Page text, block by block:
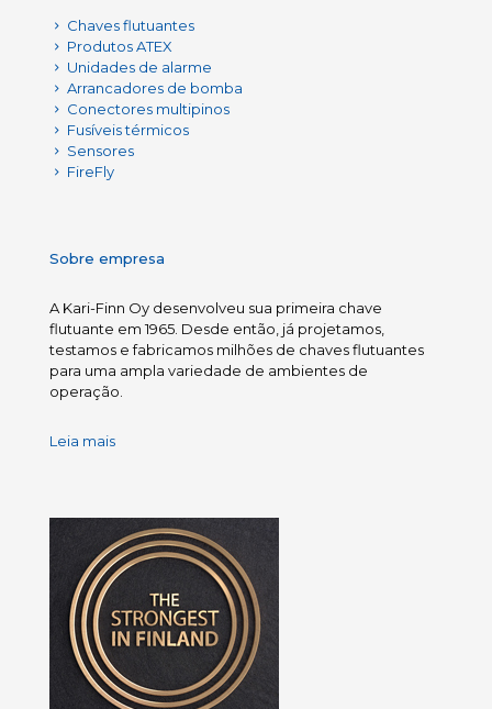
Chaves flutuantes
Produtos ATEX
Unidades de alarme
Arrancadores de bomba
Conectores multipinos
Fusíveis térmicos
Sensores
FireFly
Sobre empresa
A Kari-Finn Oy desenvolveu sua primeira chave
flutuante em 1965. Desde então, já projetamos,
testamos e fabricamos milhões de chaves flutuantes
para uma ampla variedade de ambientes de
operação.
Leia mais